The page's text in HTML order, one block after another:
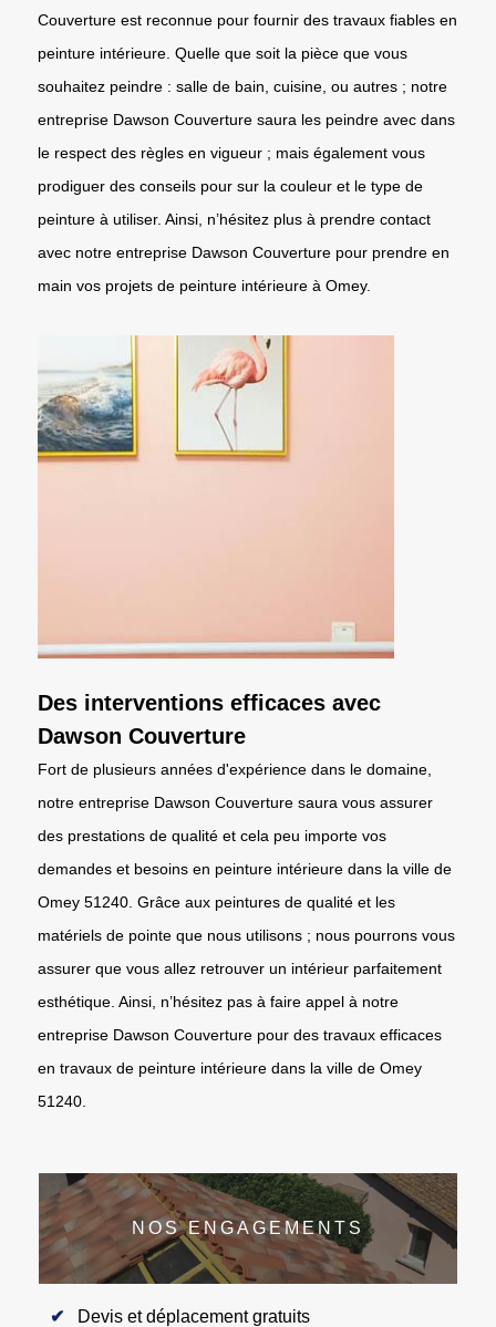
Couverture est reconnue pour fournir des travaux fiables en
peinture intérieure. Quelle que soit la pièce que vous
souhaitez peindre : salle de bain, cuisine, ou autres ; notre
entreprise Dawson Couverture saura les peindre avec dans
le respect des règles en vigueur ; mais également vous
prodiguer des conseils pour sur la couleur et le type de
peinture à utiliser. Ainsi, n’hésitez plus à prendre contact
avec notre entreprise Dawson Couverture pour prendre en
main vos projets de peinture intérieure à Omey.
Des interventions efficaces avec
Dawson Couverture
Fort de plusieurs années d'expérience dans le domaine,
notre entreprise Dawson Couverture saura vous assurer
des prestations de qualité et cela peu importe vos
demandes et besoins en peinture intérieure dans la ville de
Omey 51240. Grâce aux peintures de qualité et les
matériels de pointe que nous utilisons ; nous pourrons vous
assurer que vous allez retrouver un intérieur parfaitement
esthétique. Ainsi, n’hésitez pas à faire appel à notre
entreprise Dawson Couverture pour des travaux efficaces
en travaux de peinture intérieure dans la ville de Omey
51240.
NOS ENGAGEMENTS
Devis et déplacement gratuits